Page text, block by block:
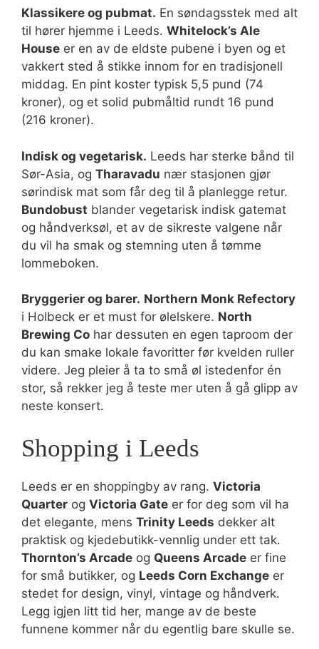
Klassikere og pubmat. En søndagsstek med alt
til hører hjemme i Leeds. Whitelock’s Ale
House er en av de eldste pubene i byen og et
vakkert sted å stikke innom for en tradisjonell
middag. En pint koster typisk 5,5 pund (74
kroner), og et solid pubmåltid rundt 16 pund
(216 kroner).
Indisk og vegetarisk. Leeds har sterke bånd til
Sør-Asia, og Tharavadu nær stasjonen gjør
sørindisk mat som får deg til å planlegge retur.
Bundobust blander vegetarisk indisk gatemat
og håndverksøl, et av de sikreste valgene når
du vil ha smak og stemning uten å tømme
lommeboken.
Bryggerier og barer. Northern Monk Refectory
i Holbeck er et must for ølelskere. North
Brewing Co har dessuten en egen taproom der
du kan smake lokale favoritter før kvelden ruller
videre. Jeg pleier å ta to små øl istedenfor én
stor, så rekker jeg å teste mer uten å gå glipp av
neste konsert.
Shopping i Leeds
Leeds er en shoppingby av rang. Victoria
Quarter og Victoria Gate er for deg som vil ha
det elegante, mens Trinity Leeds dekker alt
praktisk og kjedebutikk-vennlig under ett tak.
Thornton’s Arcade og Queens Arcade er fine
for små butikker, og Leeds Corn Exchange er
stedet for design, vinyl, vintage og håndverk.
Legg igjen litt tid her, mange av de beste
funnene kommer når du egentlig bare skulle se.